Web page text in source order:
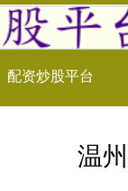
配资炒股平台
温